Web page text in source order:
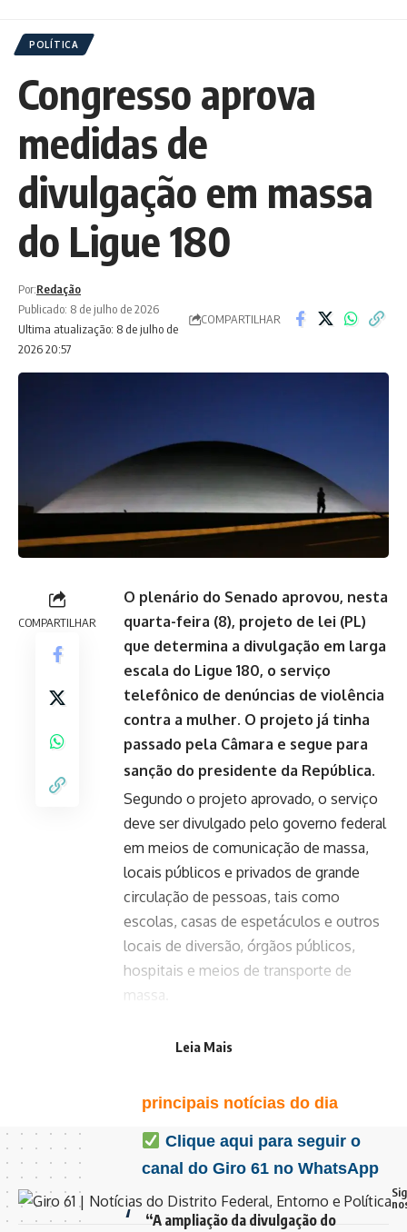
POLÍTICA
Congresso aprova
medidas de
divulgação em massa
do Ligue 180
Ultima atualização: 8 de julho de
2026 20:57
Por:Redação
Publicado: 8 de julho de 2026
COMPARTILHAR
COMPARTILHAR
O plenário do Senado aprovou, nesta
quarta-feira (8), projeto de lei (PL)
que determina a divulgação em larga
escala do Ligue 180, o serviço
telefônico de denúncias de violência
contra a mulher. O projeto já tinha
passado pela Câmara e segue para
sanção do presidente da República.
Segundo o projeto aprovado, o serviço
deve ser divulgado pelo governo federal
em meios de comunicação de massa,
locais públicos e privados de grande
circulação de pessoas, tais como
escolas, casas de espetáculos e outros
locais de diversão, órgãos públicos,
hospitais e meios de transporte de
massa.
Favorite o Giro 61 no
principais notícias do dia
Clique aqui para seguir o
canal do Giro 61 no WhatsApp
“A ampliação da divulgação do
Leia Mais